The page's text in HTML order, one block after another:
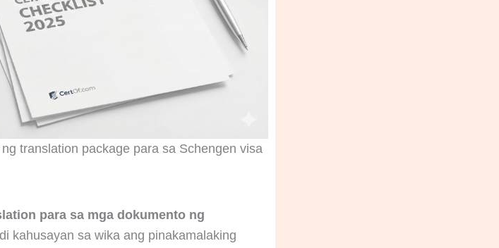
translation package para sa Schengen visa
para sa mga dokumento ng
kahusayan sa wika ang pinakamalaking